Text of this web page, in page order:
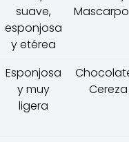
suave,
esponjosa
y etérea
Esponjosa
y muy
ligera
Cereza